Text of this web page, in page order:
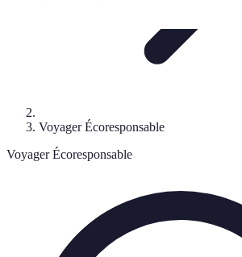
Voyager Écoresponsable
Voyager Écoresponsable